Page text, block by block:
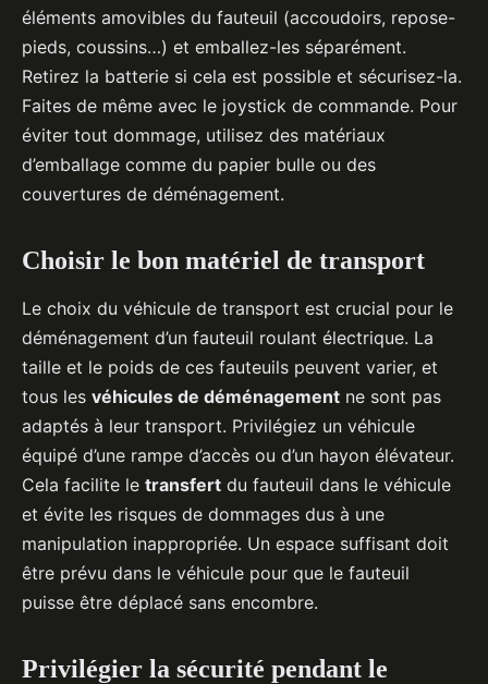
éléments amovibles du fauteuil (accoudoirs, repose-
pieds, coussins…) et emballez-les séparément.
Retirez la batterie si cela est possible et sécurisez-la.
Faites de même avec le joystick de commande. Pour
éviter tout dommage, utilisez des matériaux
d’emballage comme du papier bulle ou des
couvertures de déménagement.
Choisir le bon matériel de transport
Le choix du véhicule de transport est crucial pour le
déménagement d’un fauteuil roulant électrique. La
taille et le poids de ces fauteuils peuvent varier, et
tous les véhicules de déménagement ne sont pas
adaptés à leur transport. Privilégiez un véhicule
équipé d’une rampe d’accès ou d’un hayon élévateur.
Cela facilite le transfert du fauteuil dans le véhicule
et évite les risques de dommages dus à une
manipulation inappropriée. Un espace suffisant doit
être prévu dans le véhicule pour que le fauteuil
puisse être déplacé sans encombre.
Privilégier la sécurité pendant le